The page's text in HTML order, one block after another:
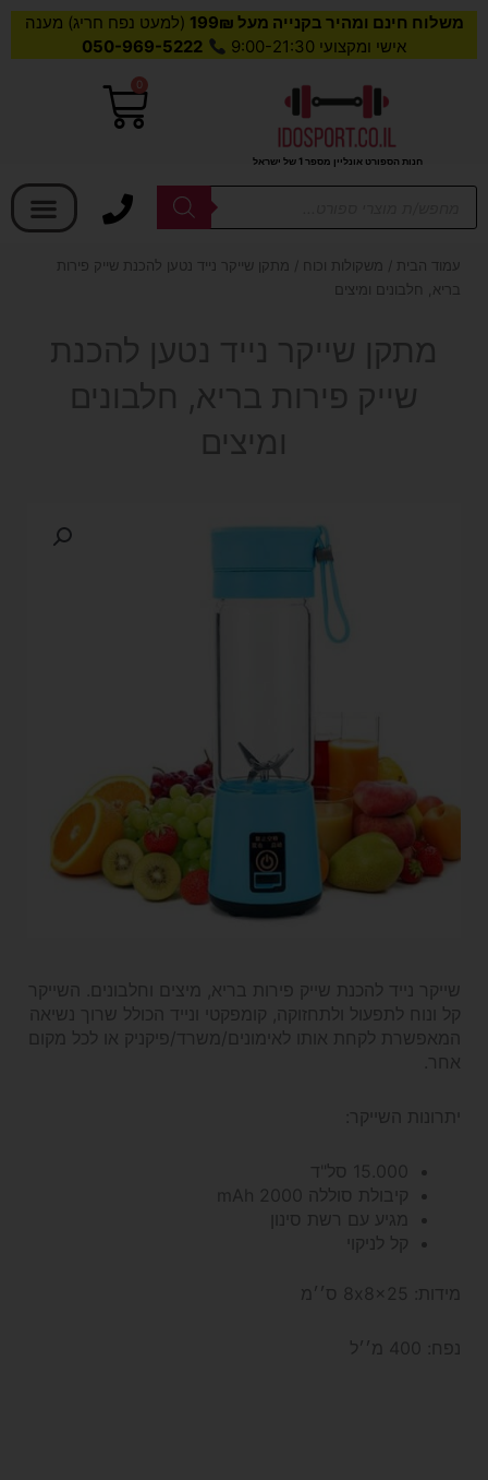
משלוח חינם ומהיר בקנייה מעל 199₪
(למעט נפח חריג) מענה
אישי ומקצועי 9:00-21:30
050-969-5222
חנות הספורט אונליין מספר 1 של ישראל
0
עגלת
Products
עמוד הבית / משקולות וכוח / מתקן שייקר נייד נטען להכנת שייק פירות
בריא, חלבונים ומיצים
מתקן שייקר נייד נטען להכנת
שייק פירות בריא, חלבונים
ומיצים
שייקר נייד להכנת שייק פירות בריא, מיצים וחלבונים. השייקר
קל ונוח לתפעול ולתחזוקה, קומפקטי ונייד הכולל שרוך נשיאה
המאפשרת לקחת אותו לאימונים/משרד/פיקניק או לכל מקום
אחר.
יתרונות השייקר:
15.000 סל"ד
קיבולת סוללה 2000 mAh
מגיע עם רשת סינון
קל לניקוי
מידות: 8x8x25 ס׳׳מ
נפח: 400 מ׳׳ל